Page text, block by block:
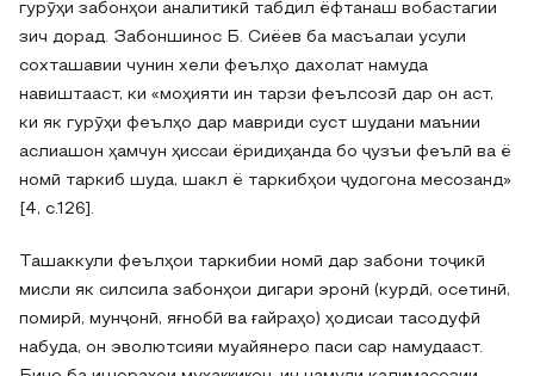
гурӯҳи забонҳои аналитикӣ табдил ёфтанаш вобастагии
зич дорад. Забоншинос Б. Сиёев ба масъалаи усули
сохташавии чунин хели феълҳо дахолат намуда
навиштааст, ки «моҳияти ин тарзи феълсозӣ дар он аст,
ки як гурӯҳи феълҳо дар мавриди суст шудани маънии
аслиашон ҳамчун ҳиссаи ёридиҳанда бо ҷузъи феълӣ ва ё
номӣ таркиб шуда, шакл ё таркибҳои ҷудогона месозанд»
[4, c.126].
Ташаккули феълҳои таркибии номӣ дар забони тоҷикӣ
мисли як силсила забонҳои дигари эронӣ (курдӣ, осетинӣ,
помирӣ, мунҷонӣ, яғнобӣ ва ғайраҳо) ҳодисаи тасодуфӣ
набуда, он эволютсияи муайянеро паси сар намудааст.